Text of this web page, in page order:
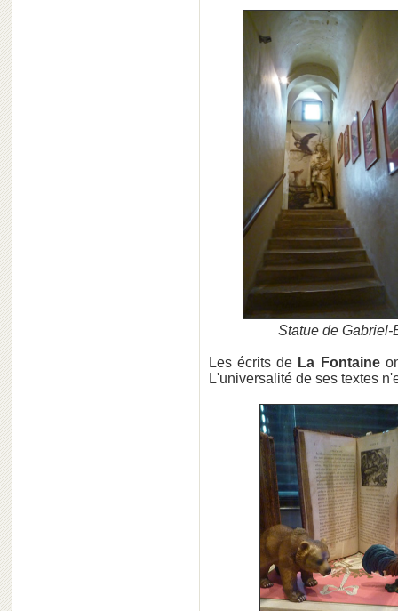
Statue de
Les écrits de La Fontaine
L'universalité de ses textes